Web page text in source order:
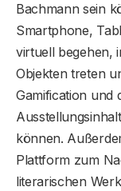
Bachmann sein
Smartphone,
virtuell begehen,
Objekten treten
Gamification und
können.
Plattform zum
literarischen